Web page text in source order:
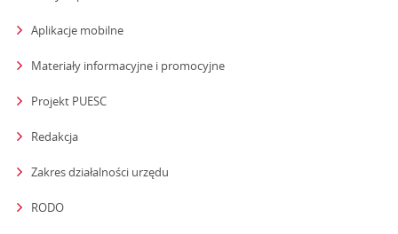
Aplikacje mobilne
Materiały informacyjne i promocyjne
Projekt PUESC
Redakcja
Zakres działalności urzędu
RODO